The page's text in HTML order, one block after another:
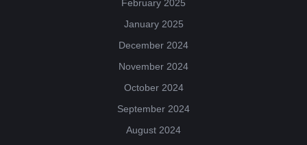
February 2025
January 2025
December 2024
November 2024
October 2024
September 2024
August 2024